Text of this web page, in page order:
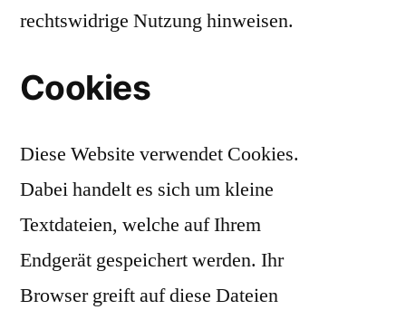
rechtswidrige Nutzung hinweisen.
Cookies
Diese Website verwendet Cookies.
Dabei handelt es sich um kleine
Textdateien, welche auf Ihrem
Endgerät gespeichert werden. Ihr
Browser greift auf diese Dateien